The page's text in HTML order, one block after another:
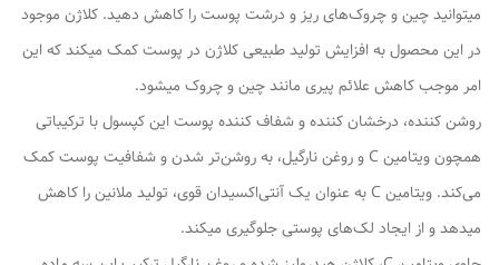
میتوانید چین و چروک‌های ریز و درشت پوست را کاهش دهید. کلاژن موجود
در این محصول به افزایش تولید طبیعی کلاژن در پوست کمک میکند که این
امر موجب کاهش علائم پیری مانند چین و چروک میشود.
روشن کننده، درخشان کننده و شفاف کننده پوست این کپسول با ترکیباتی
همچون ویتامین C و روغن نارگیل، به روشن‌تر شدن و شفافیت پوست کمک
می‌کند. ویتامین C به عنوان یک آنتی‌اکسیدان قوی، تولید ملانین را کاهش
میدهد و از ایجاد لک‌های پوستی جلوگیری میکند.